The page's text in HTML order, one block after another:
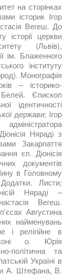
на сторінках
історик Ігор
Вегеш. До
історії церкви
(Львів),
ім. Блаженного
інституту
Монографія
– історико-
Белей. Єпископ
ідентичності
держави; Ігор
Няраді з
Закарпаття
єп. Діонісія
документів
в Головному
Листи;
Няраді –
Вегеш.
Августина
найменувань
і релігійне в
о. Юрія
політична та
Україні в
А. Штефана, В.